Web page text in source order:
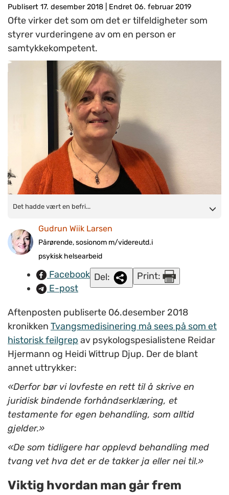
Publisert 17. desember 2018 Endret 06. februar 2019
Ofte virker det som om det er tilfeldigheter som
styrer vurderingene av om en person er
samtykkekompetent.
Det hadde vært en befrielse å kunne gi nødvendig og forsvarlig
noe slag, skriver Gudrun Wiik Larsen. FOTO: Privat.
Det hadde vært en befri...
Gudrun Wiik Larsen
Pårørende, sosionom m/videreutd.i
psykisk helsearbeid
Facebook
E-post
Del: Print:
Aftenposten publiserte 06.desember 2018
kronikken Tvangsmedisinering må sees på som et
historisk feilgrep av psykologspesialistene Reidar
Hjermann og Heidi Wittrup Djup. Der de blant
annet uttrykker:
«Derfor bør vi lovfeste en rett til å skrive en
juridisk bindende forhåndserklæring, et
testamente for egen behandling, som alltid
gjelder.»
«De som tidligere har opplevd behandling med
tvang vet hva det er de takker ja eller nei til.»
Viktig hvordan man går frem